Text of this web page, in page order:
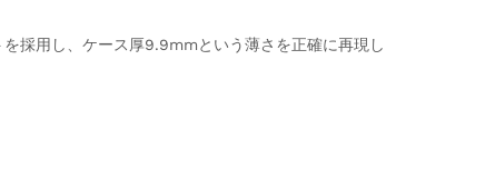
採用し、ケース厚9.9mmという薄さを正確に再現し